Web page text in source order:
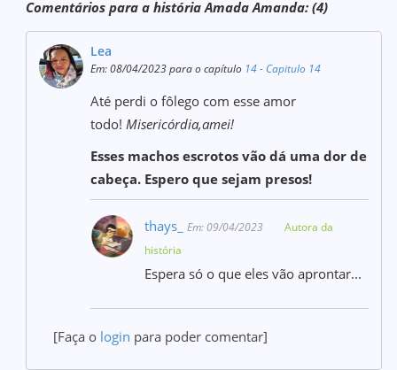
Comentários para a história Amada Amanda: (4)
Lea
Em: 08/04/2023 para o capítulo 14 - Capitulo 14
Até perdi o fôlego com esse amor
todo!Misericórdia,amei!
Esses machos escrotos vão dá uma dor de
cabeça. Espero que sejam presos!
thays_ Em: 09/04/2023
Autora da
história
Espera só o que eles vão aprontar...
[Faça o login para poder comentar]